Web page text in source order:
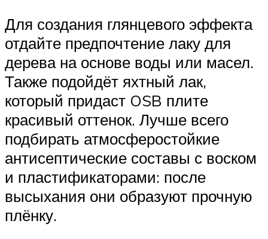
Для создания глянцевого эффекта
отдайте предпочтение лаку для
дерева на основе воды или масел.
Также подойдёт яхтный лак,
который придаст OSB плите
красивый оттенок. Лучше всего
подбирать атмосферостойкие
антисептические составы с воском
и пластификаторами: после
высыхания они образуют прочную
плёнку.